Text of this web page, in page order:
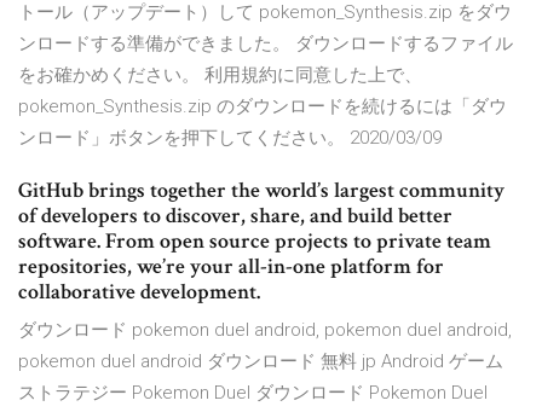
トール（アップデート）して pokemon_Synthesis.zip をダウ
ンロードする準備ができました。 ダウンロードするファイル
をお確かめください。 利用規約に同意した上で、
pokemon_Synthesis.zip のダウンロードを続けるには「ダウ
ンロード」ボタンを押下してください。 2020/03/09
GitHub brings together the world’s largest community
of developers to discover, share, and build better
software. From open source projects to private team
repositories, we’re your all-in-one platform for
collaborative development.
ダウンロード pokemon duel android, pokemon duel android,
pokemon duel android ダウンロード 無料 jp Android ゲーム
ストラテジー Pokemon Duel ダウンロード Pokemon Duel